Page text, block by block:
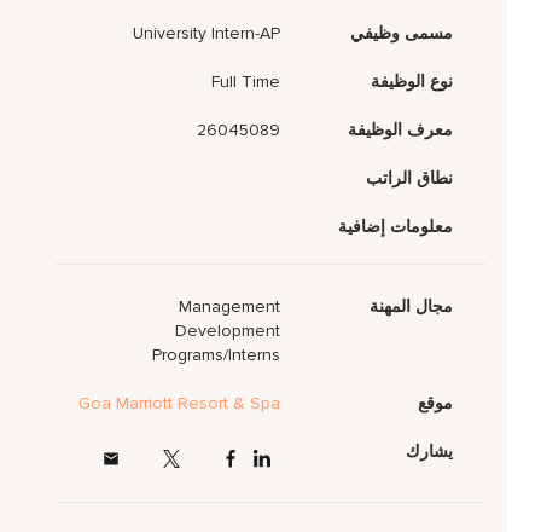
مسمى وظيفي University Intern-AP
نوع الوظيفة Full Time
معرف الوظيفة 26045089
نطاق الراتب
معلومات إضافية
مجال المهنة
Management
Development
Programs/Interns
Goa Marriott Resort & Spa
يشارك